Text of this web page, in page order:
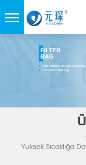
Yüksek Sıcaklığa